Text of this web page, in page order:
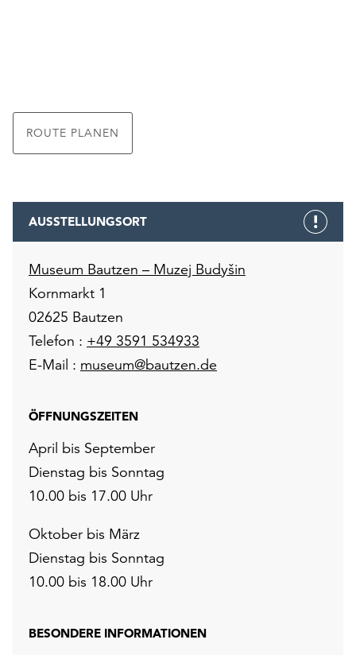
ROUTE PLANEN
AUSSTELLUNGSORT
Museum Bautzen – Muzej Budyšin
Kornmarkt 1
02625 Bautzen
Telefon : +49 3591 534933
E-Mail : museum@bautzen.de
ÖFFNUNGSZEITEN
April bis September
Dienstag bis Sonntag
10.00 bis 17.00 Uhr
Oktober bis März
Dienstag bis Sonntag
10.00 bis 18.00 Uhr
BESONDERE INFORMATIONEN